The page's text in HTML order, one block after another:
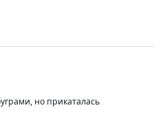
но прикаталась